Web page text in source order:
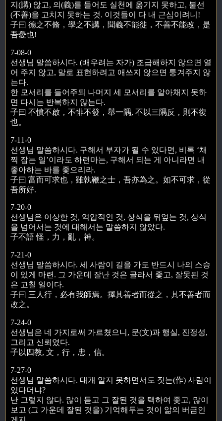
지(講) 않고, 의(義)를 들어도 실천에 옮기지 못하고, 불선
(不善)을 고치지 못하는 것. 이것들이 다 내 근심이려니!
子曰 德之不脩，學之不講，聞義不能徙，不善不能改，是
吾憂也!
7-08-0
선생님 말씀하시다. (배우려는 자가) 조급해하지 않으면 열
어 주지 않고, 말로 표현하려고 애쓰지 않으면 퉁겨주지 않
는다.
한 모서리를 들어주되 나머지 세 모서리를 알아채지 못하
면 다시는 반복하지 않는다.
子曰 不憤不啟，不悱不發，舉一隅, 不以三隅反，則不復
也。
7-11-0
선생님 말씀하시다. 구해서 부자가 될 수 있다면, 비록 ‘채
찍 잡는 일’이라도 하련마는, 구해서 되는 게 아니라면 내
좋아하는 바를 좇으리라.
子曰 富而可求也，雖執鞭之士，吾亦為之。如不可求，從
吾所好.
7-20-0
선생님은 이상한 것, 억압적인 것, 상식을 뒤엎는 것, 상식
을 넘어서는 것에 대해서는 말씀하지 않았다.
子不語 怪，力，亂，神。
7-21-0
선생님 말씀하시다. 세 사람이 길을 가도 반드시 나의 스승
이 있게 마련. 그 가운데 잘난 것은 골라서 좇고, 잘못된 것
은 고칠 일이다.
子曰 三人行，必有我師焉。擇其善者而從之，其不善者而
改之。
7-24-0
선생님은 네 가지로써 가르쳤으니, 문(文)과 행실, 진정성,
그리고 신뢰였다.
子以四教, 文，行，忠，信。
7-27-0
선생님 말씀하시다. 대개 알지 못하면서도 짓는(作) 사람이
있다더냐?
난 그렇지 않다. 많이 듣고 그 잘된 것을 택하여 좇고, 많이
보고 (그 가운데 잘된 것을) 기억해두는 것이 앎의 버금인